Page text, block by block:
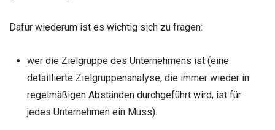
Dafür wiederum ist es wichtig sich zu fragen:
wer die Zielgruppe des Unternehmens ist (eine
detaillierte Zielgruppenanalyse, die immer wieder in
regelmäßigen Abständen durchgeführt wird, ist für
jedes Unternehmen ein Muss).